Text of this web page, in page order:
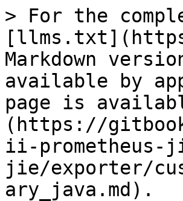
> For the
Markdown
available by
page is
(https://
ii-prometheus-
jie/exporter/
ary_java.md).